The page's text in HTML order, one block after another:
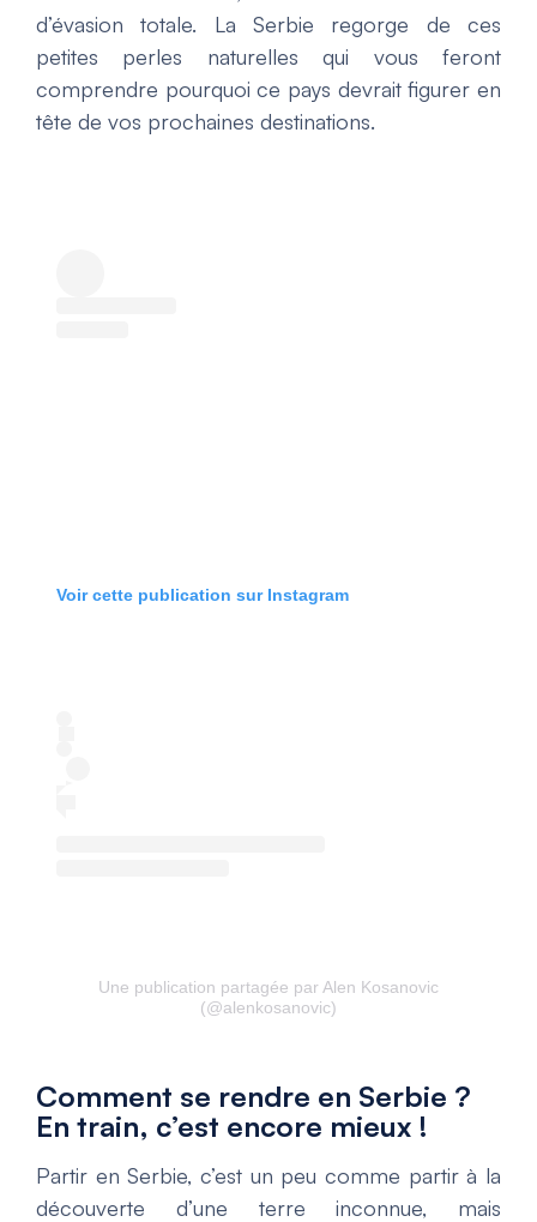
d’évasion totale. La Serbie regorge de ces
petites perles naturelles qui vous feront
comprendre pourquoi ce pays devrait figurer en
tête de vos prochaines destinations.
Voir cette publication sur Instagram
Une publication partagée par Alen Kosanovic
(@alenkosanovic)
Comment se rendre en Serbie ?
En train, c’est encore mieux !
Partir en Serbie, c’est un peu comme partir à la
découverte d’une terre inconnue, mais